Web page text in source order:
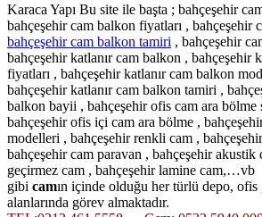
Karaca Yapı Bu site ile başta ; bahçeşehir
bahçeşehir cam balkon fiyatları , bahçeşehir
bahçeşehir cam balkon tamiri , bahçeşehir
bahçeşehir katlanır cam balkon , bahçeşehir
fiyatları , bahçeşehir katlanır cam balkon
bahçeşehir katlanır cam balkon tamiri ,
balkon bayii , bahçeşehir ofis cam ara bölme
bahçeşehir ofis içi cam ara bölme ,
modelleri , bahçeşehir renkli cam ,
bahçeşehir cam paravan , bahçeşehir akustik
geçirmez cam , bahçeşehir lamine cam,…vb
gibi camın içinde olduğu her türlü depo,
alanlarında görev almaktadır.